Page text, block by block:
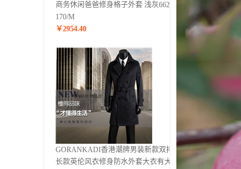
商务休闲爸爸修身格子外套 浅灰6627
170/M
￥2954.40
GORANKADI香港潮牌男装新款双排扣
长款英伦风衣修身防水外套大衣有大码